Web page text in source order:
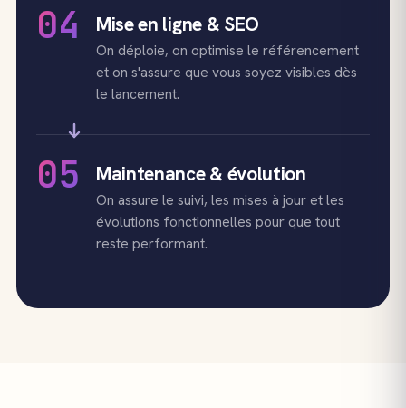
04 Mise en ligne & SEO
On déploie, on optimise le référencement
et on s'assure que vous soyez visibles dès
le lancement.
05 Maintenance & évolution
On assure le suivi, les mises à jour et les
évolutions fonctionnelles pour que tout
reste performant.